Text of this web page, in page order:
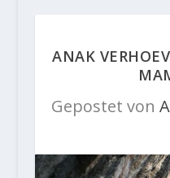
ANAK
Gepostet von